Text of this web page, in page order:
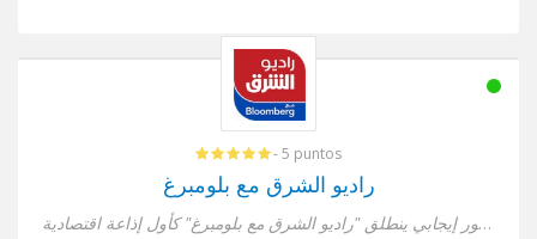
- 5 puntos
راديو الشرق مع بلومبرغ
بمنظور إيجابي ينطلق "راديو الشرق مع بلومبرغ" كأول إذاعة اقتصادية...